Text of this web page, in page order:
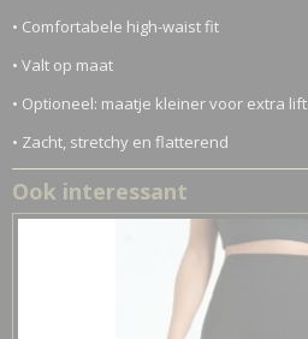
• Comfortabele high-waist fit
• Valt op maat
• Optioneel: maatje kleiner voor extra lift
• Zacht, stretchy en flatterend
Ook interessant